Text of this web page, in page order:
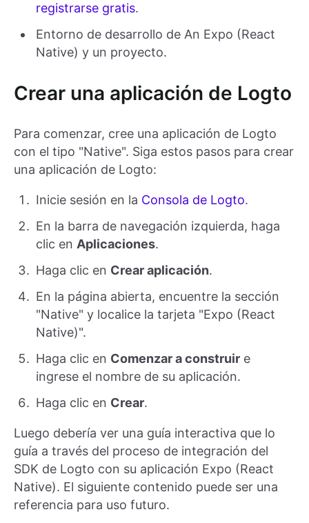
registrarse gratis.
Entorno de desarrollo de An Expo (React
Native) y un proyecto.
Crear una aplicación de Logto
Para comenzar, cree una aplicación de Logto
con el tipo "Native". Siga estos pasos para crear
una aplicación de Logto:
Inicie sesión en la Consola de Logto.
En la barra de navegación izquierda, haga
clic en Aplicaciones.
Haga clic en Crear aplicación.
En la página abierta, encuentre la sección
"Native" y localice la tarjeta "Expo (React
Native)".
Haga clic en Comenzar a construir e
ingrese el nombre de su aplicación.
Haga clic en Crear.
Luego debería ver una guía interactiva que lo
guía a través del proceso de integración del
SDK de Logto con su aplicación Expo (React
Native). El siguiente contenido puede ser una
referencia para uso futuro.